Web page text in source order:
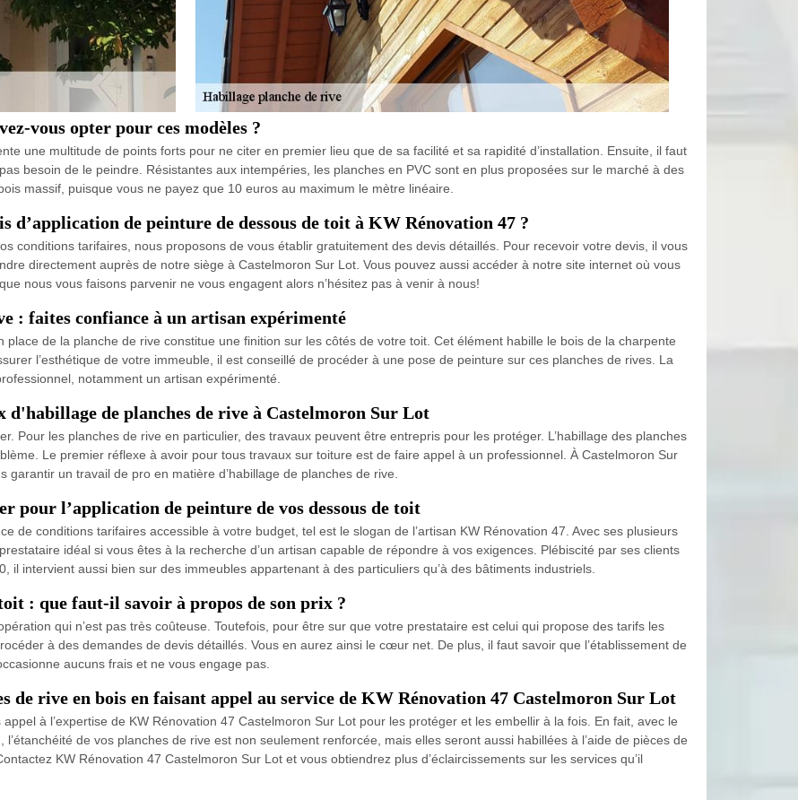
vous opter pour ces modèles ?
une multitude de points forts pour ne citer en premier lieu que de sa facilité et sa rapidité d’installation. Ensuite, il faut
besoin de le peindre. Résistantes aux intempéries, les planches en PVC sont en plus proposées sur le marché à des
massif, puisque vous ne payez que 10 euros au maximum le mètre linéaire.
d’application de peinture de dessous de toit à KW Rénovation 47 ?
conditions tarifaires, nous proposons de vous établir gratuitement des devis détaillés. Pour recevoir votre devis, il vous
directement auprès de notre siège à Castelmoron Sur Lot. Vous pouvez aussi accéder à notre site internet où vous
nous vous faisons parvenir ne vous engagent alors n’hésitez pas à venir à nous!
: faites confiance à un artisan expérimenté
de la planche de rive constitue une finition sur les côtés de votre toit. Cet élément habille le bois de la charpente
l’esthétique de votre immeuble, il est conseillé de procéder à une pose de peinture sur ces planches de rives. La
notamment un artisan expérimenté.
d'habillage de planches de rive à Castelmoron Sur Lot
Pour les planches de rive en particulier, des travaux peuvent être entrepris pour les protéger. L’habillage des planches
Le premier réflexe à avoir pour tous travaux sur toiture est de faire appel à un professionnel. À Castelmoron Sur
un travail de pro en matière d’habillage de planches de rive.
pour l’application de peinture de vos dessous de toit
de conditions tarifaires accessible à votre budget, tel est le slogan de l’artisan KW Rénovation 47. Avec ses plusieurs
idéal si vous êtes à la recherche d’un artisan capable de répondre à vos exigences. Plébiscité par ses clients
il intervient aussi bien sur des immeubles appartenant à des particuliers qu’à des bâtiments industriels.
: que faut-il savoir à propos de son prix ?
qui n’est pas très coûteuse. Toutefois, pour être sur que votre prestataire est celui qui propose des tarifs les
à des demandes de devis détaillés. Vous en aurez ainsi le cœur net. De plus, il faut savoir que l’établissement de
aucuns frais et ne vous engage pas.
de rive en bois en faisant appel au service de KW Rénovation 47 Castelmoron Sur Lot
à l’expertise de KW Rénovation 47 Castelmoron Sur Lot pour les protéger et les embellir à la fois. En fait, avec le
de vos planches de rive est non seulement renforcée, mais elles seront aussi habillées à l’aide de pièces de
KW Rénovation 47 Castelmoron Sur Lot et vous obtiendrez plus d’éclaircissements sur les services qu’il